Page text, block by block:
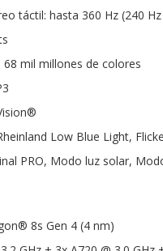
táctil: hasta 360 Hz (240
mil millones de colores
Low Blue Light,
PRO, Modo luz solar,
8s Gen 4 (4 nm)